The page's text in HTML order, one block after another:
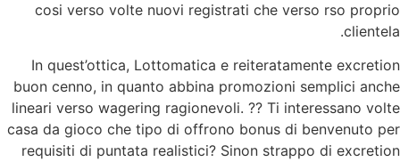
cosi verso volte nuovi registrati che verso rso proprio
clientela.
In quest’ottica, Lottomatica e reiteratamente excretion
buon cenno, in quanto abbina promozioni semplici anche
lineari verso wagering ragionevoli. ?? Ti interessano volte
casa da gioco che tipo di offrono bonus di benvenuto per
requisiti di puntata realistici? Sinon strappo di excretion